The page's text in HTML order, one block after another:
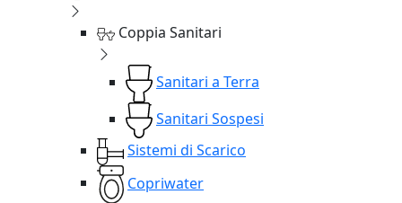
Coppia Sanitari
Sanitari a Terra
Sanitari Sospesi
Sistemi di Scarico
Copriwater